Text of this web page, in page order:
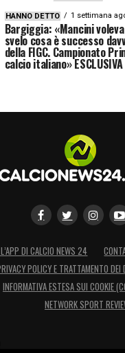
HANNO DETTO 1 settimana
Bargiggia: «Mancini
svelo cosa è successo
della FIGC. Campionato
calcio italiano» ESCLUSIVA
DI CALCIO NEWS 24
POLICY E TRATTAMENTO DEI
INFORMATIVA ESTESA SUI COOKIE
NETWORK SPORT